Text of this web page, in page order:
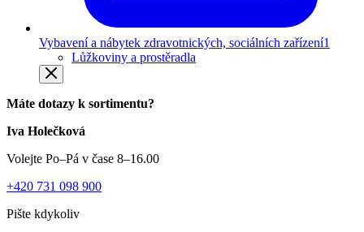
Vybavení a nábytek zdravotnických, sociálních zařízení1
Lůžkoviny a prostěradla
Máte dotazy k sortimentu?
Iva Holečková
Volejte Po–Pá v čase 8–16.00
+420 731 098 900
Pište kdykoliv